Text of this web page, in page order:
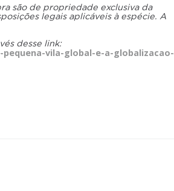
são de propriedade exclusiva da
legais aplicáveis à espécie. A
desse link:
vila-global-e-a-globalizacao-